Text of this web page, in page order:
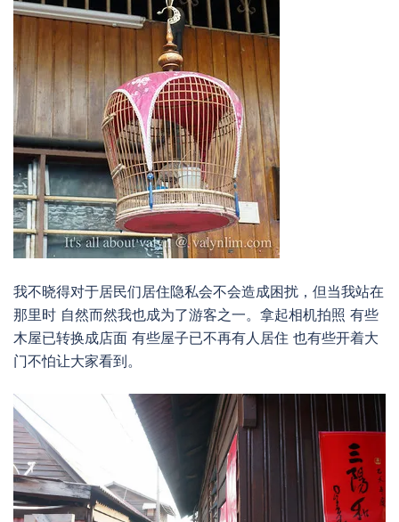
我不晓得对于居民们居住隐私会不会造成困扰，但当我站在
那里时 自然而然我也成为了游客之一。拿起相机拍照 有些
木屋已转换成店面 有些屋子已不再有人居住 也有些开着大
门不怕让大家看到。